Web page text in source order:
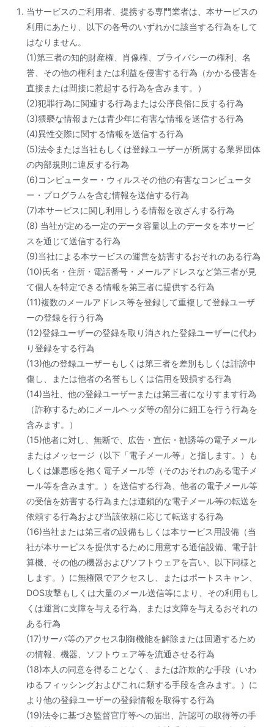
当サービスのご利用者、提携する専門業者は、本サービスの
利用にあたり、以下の各号のいずれかに該当する行為をして
はなりません。
(1)第三者の知的財産権、肖像権、プライバシーの権利、名
誉、その他の権利または利益を侵害する行為（かかる侵害を
直接または間接に惹起する行為を含みます。）
(2)犯罪行為に関連する行為または公序良俗に反する行為
(3)猥褻な情報または青少年に有害な情報を送信する行為
(4)異性交際に関する情報を送信する行為
(5)法令または当社もしくは登録ユーザーが所属する業界団体
の内部規則に違反する行為
(6)コンピューター・ウィルスその他の有害なコンピュータ
ー・プログラムを含む情報を送信する行為
(7)本サービスに関し利用しうる情報を改ざんする行為
(8) 当社が定める一定のデータ容量以上のデータを本サービ
スを通じて送信する行為
(9)当社による本サービスの運営を妨害するおそれのある行為
(10)氏名・住所・電話番号・メールアドレスなど第三者が見
て個人を特定できる情報を第三者に提供する行為
(11)複数のメールアドレス等を登録して重複して登録ユーザ
ーの登録を行う行為
(12)登録ユーザーの登録を取り消された登録ユーザーに代わ
り登録をする行為
(13)他の登録ユーザーもしくは第三者を差別もしくは誹謗中
傷し、または他者の名誉もしくは信用を毀損する行為
(14)当社、他の登録ユーザーまたは第三者になりすます行為
（詐称するためにメールヘッダ等の部分に細工を行う行為を
含みます。）
(15)他者に対し、無断で、広告・宣伝・勧誘等の電子メール
またはメッセージ（以下「電子メール等」と指します。）も
しくは嫌悪感を抱く電子メール等（そのおそれのある電子メ
ール等を含みます。）を送信する行為、他者の電子メール等
の受信を妨害する行為または連鎖的な電子メール等の転送を
依頼する行為および当該依頼に応じて転送する行為
(16)当社または第三者の設備もしくは本サービス用設備（当
社が本サービスを提供するために用意する通信設備、電子計
算機、その他の機器およびソフトウェアを言い、以下同様と
します。）に無権限でアクセスし、またはポートスキャン、
DOS攻撃もしくは大量のメール送信等により、その利用もし
くは運営に支障を与える行為、または支障を与えるおそれの
ある行為
(17)サーバ等のアクセス制御機能を解除または回避するため
の情報、機器、ソフトウェア等を流通させる行為
(18)本人の同意を得ることなく、または詐欺的な手段（いわ
ゆるフィッシングおよびこれに類する手段を含みます。）に
より他の登録ユーザーの登録情報を取得する行為
(19)法令に基づき監督官庁等への届出、許認可の取得等の手